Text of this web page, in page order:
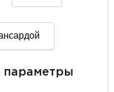
параметры